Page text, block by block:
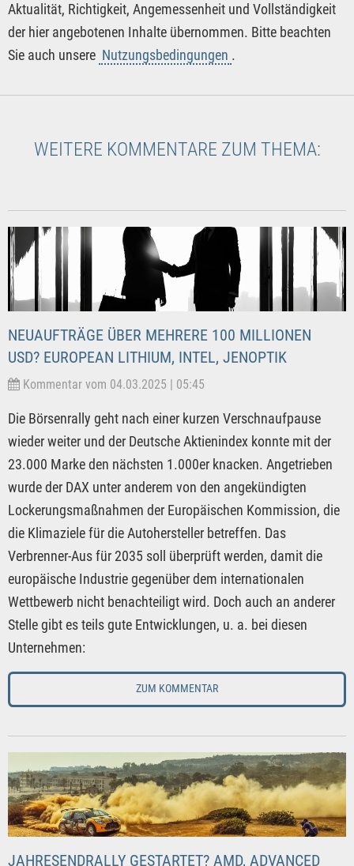
Aktualität, Richtigkeit, Angemessenheit und Vollständigkeit
der hier angebotenen Inhalte übernommen. Bitte beachten
Sie auch unsere Nutzungsbedingungen .
WEITERE KOMMENTARE ZUM THEMA:
NEUAUFTRÄGE ÜBER MEHRERE 100 MILLIONEN
USD? EUROPEAN LITHIUM, INTEL, JENOPTIK
Kommentar vom 04.03.2025 | 05:45
Die Börsenrally geht nach einer kurzen Verschnaufpause
wieder weiter und der Deutsche Aktienindex konnte mit der
23.000 Marke den nächsten 1.000er knacken. Angetrieben
wurde der DAX unter anderem von den angekündigten
Lockerungsmaßnahmen der Europäischen Kommission, die
die Klimaziele für die Autohersteller betreffen. Das
Verbrenner-Aus für 2035 soll überprüft werden, damit die
europäische Industrie gegenüber dem internationalen
Wettbewerb nicht benachteiligt wird. Doch auch an anderer
Stelle gibt es teils gute Entwicklungen, u. a. bei diesen
Unternehmen:
ZUM KOMMENTAR
JAHRESENDRALLY GESTARTET? AMD, ADVANCED